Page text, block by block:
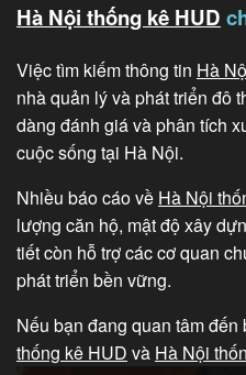
Hà Nội thống kê HUD
Việc tìm kiếm thông tin Hà
nhà quản lý và phát triển đô
dàng đánh giá và phân tích
cuộc sống tại Hà Nội.
Nhiều báo cáo về Hà Nội
lượng căn hộ, mật độ xây
tiết còn hỗ trợ các cơ quan
phát triển bền vững.
Nếu bạn đang quan tâm
thống kê HUD và Hà Nội